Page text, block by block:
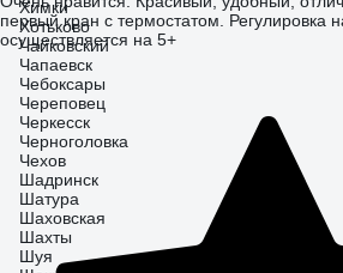
первый кран с термостатом. Регулировка
осуществляется на 5+
Химки
Хотьково
Чайковский
Чапаевск
Чебоксары
Череповец
Черкесск
Черноголовка
Чехов
Шадринск
Шатура
Шаховская
Шахты
Шуя